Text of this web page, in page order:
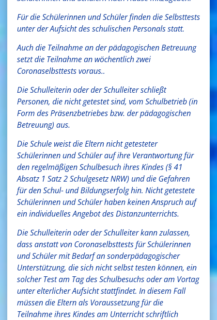
Für die Schülerinnen und Schüler finden die Selbsttests
unter der Aufsicht des schulischen Personals statt.
Auch die Teilnahme an der pädagogischen Betreuung
setzt die Teilnahme an wöchentlich zwei
Coronaselbsttests voraus..
Die Schulleiterin oder der Schulleiter schließt
Personen, die nicht getestet sind, vom Schulbetrieb (in
Form des Präsenzbetriebes bzw. der pädagogischen
Betreuung) aus.
Die Schule weist die Eltern nicht getesteter
Schülerinnen und Schüler auf ihre Verantwortung für
den regelmäßigen Schulbesuch ihres Kindes (§ 41
Absatz 1 Satz 2 Schulgesetz NRW) und die Gefahren
für den Schul- und Bildungserfolg hin. Nicht getestete
Schülerinnen und Schüler haben keinen Anspruch auf
ein individuelles Angebot des Distanzunterrichts.
Die Schulleiterin oder der Schulleiter kann zulassen,
dass anstatt von Coronaselbsttests für Schülerinnen
und Schüler mit Bedarf an sonderpädagogischer
Unterstützung, die sich nicht selbst testen können, ein
solcher Test am Tag des Schulbesuchs oder am Vortag
unter elterlicher Aufsicht stattfindet. In diesem Fall
müssen die Eltern als Voraussetzung für die
Teilnahme ihres Kindes am Unterricht schriftlich